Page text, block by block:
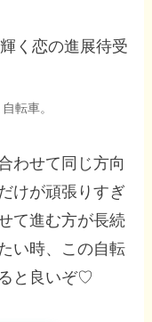
転車。
わせて同じ方向
けが頑張りすぎ
て進む方が長続
い時、この自転
と良いぞ♡